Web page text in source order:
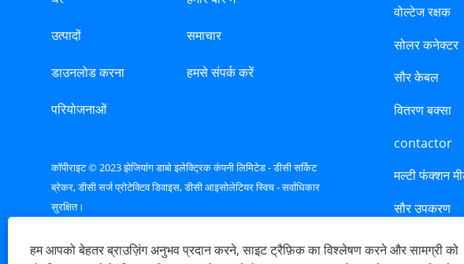
उत्पादों समाचार
डाउनलोड करना हमसे संपर्क करें
परियोजनाओं
कॉपीराइट © 2023 झेजियांग डाबो इलेक्ट्रिक कंपनी लिमिटेड - डीसी सर्किट
ब्रेकर, डीसी सर्ज प्रोटेक्टिव डिवाइस, डीसी आइसोलेटियर स्विच - सर्वाधिकार
सुरक्षित।
वोल्टेज रक्षक
सोलर कनेक्टर
सौर केबल
वितरण बक्सा
contactor
मल्टी फंक्शन
सौर उपकरण
हम आपको बेहतर ब्राउज़िंग अनुभव प्रदान करने, साइट ट्रैफ़िक का विश्लेषण करने और सामग्री को